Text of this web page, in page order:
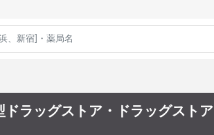
ラッグストア・ドラッグストア